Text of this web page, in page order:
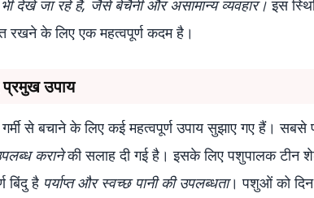
देखे जा रहे हैं, जैसे बेचैनी और असामान्य व्यवहार। इस
रखने के लिए एक महत्वपूर्ण कदम है।
प्रमुख उपाय
गर्मी से बचाने के लिए कई महत्वपूर्ण उपाय सुझाए गए हैं।
करानेकी सलाह दी गई है। इसके लिए पशुपालक टीन
बिंदु है पर्याप्त और स्वच्छ पानी की उपलब्धता। पशुओं को